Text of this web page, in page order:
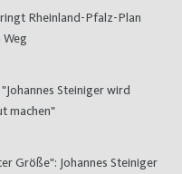
Rheinland-Pfalz-Plan
Steiniger wird
machen"
Größe": Johannes Steiniger